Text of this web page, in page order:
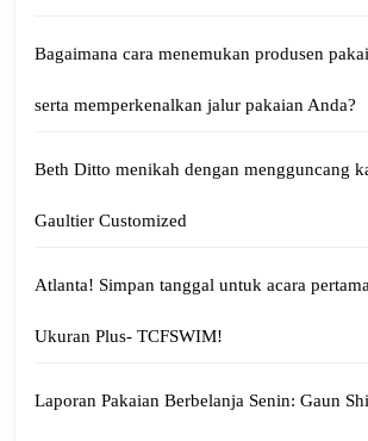
Bagaimana cara menemukan produsen
serta memperkenalkan jalur pakaian Anda?
Beth Ditto menikah dengan mengguncang
Gaultier Customized
Atlanta! Simpan tanggal untuk acara
Ukuran Plus- TCFSWIM!
Laporan Pakaian Berbelanja Senin: Gaun